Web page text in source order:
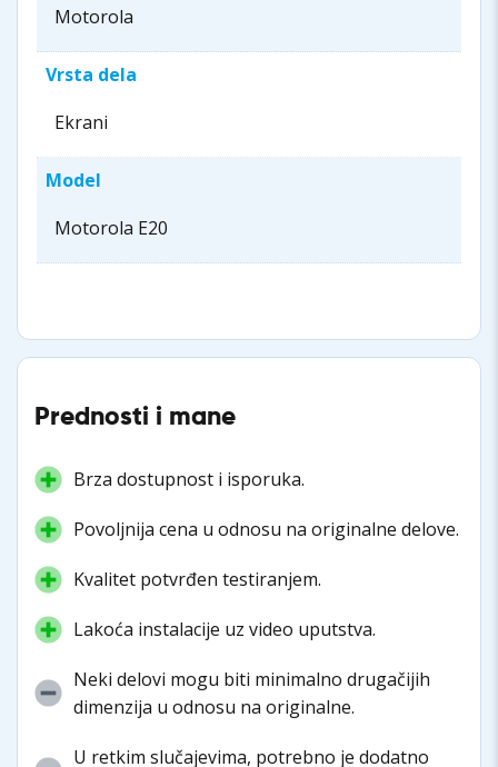
Motorola
Vrsta dela
Ekrani
Model
Motorola E20
Prednosti i mane
Brza dostupnost i isporuka.
Povoljnija cena u odnosu na originalne delove.
Kvalitet potvrđen testiranjem.
Lakoća instalacije uz video uputstva.
Neki delovi mogu biti minimalno drugačijih
dimenzija u odnosu na originalne.
U retkim slučajevima, potrebno je dodatno